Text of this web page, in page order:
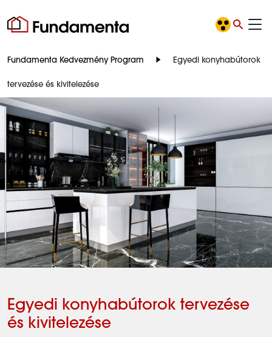
Fundamenta Kedvezmény Program Egyedi konyhabútorok
tervezése és kivitelezése
Egyedi konyhabútorok tervezése
és kivitelezése